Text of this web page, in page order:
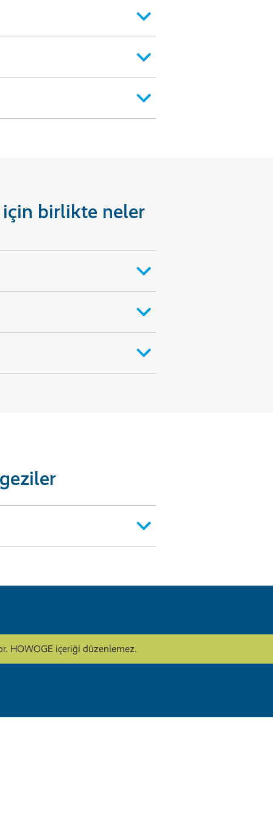
için birlikte neler
HOWOGE içeriği düzenlemez.